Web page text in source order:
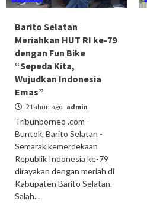
Barito Selatan
Meriahkan HUT RI ke-79
dengan Fun Bike
“Sepeda Kita,
Wujudkan Indonesia
Emas”
2 tahun ago admin
Tribunborneo .com -
Buntok, Barito Selatan -
Semarak kemerdekaan
Republik Indonesia ke-79
dirayakan dengan meriah di
Kabupaten Barito Selatan.
Salah...